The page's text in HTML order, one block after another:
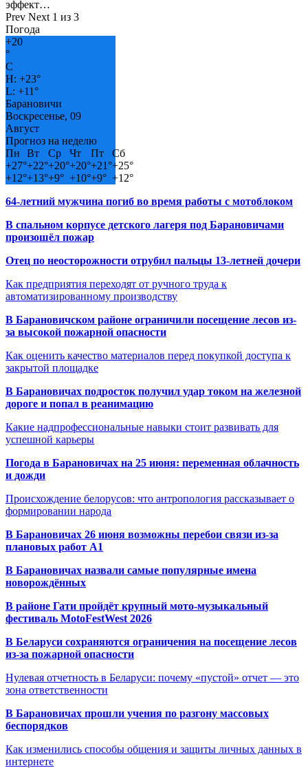
эффект…
Prev Next 1 из 3
Погода
+20
°
C
H: +23°
L: +11°
Барановичи
Воскресенье, 09
Август
Прогноз на неделю
Пн
Вт Ср Чт Пт
Сб
+27°+22°+20°+20°+21°+25°
+12°+13°+9° +10°+9° +12°
64-летний мужчина погиб во время работы с мотоблоком
В спальном корпусе детского лагеря под Барановичами
произошёл пожар
Отец по неосторожности отрубил пальцы 13-летней дочери
Как предприятия переходят от ручного труда к
автоматизированному производству
В Барановичском районе ограничили посещение лесов из-
за высокой пожарной опасности
Как оценить качество материалов перед покупкой доступа к
закрытой площадке
В Барановичах подросток получил удар током на железной
дороге и попал в реанимацию
Какие надпрофессиональные навыки стоит развивать для
успешной карьеры
Погода в Барановичах на 25 июня: переменная облачность
и дожди
Происхождение белорусов: что антропология рассказывает о
формировании народа
В Барановичах 26 июня возможны перебои связи из-за
плановых работ A1
В Барановичах назвали самые популярные имена
новорождённых
В районе Гати пройдёт крупный мото-музыкальный
фестиваль MotoFestWest 2026
В Беларуси сохраняются ограничения на посещение лесов
из-за пожарной опасности
Нулевая отчетность в Беларуси: почему «пустой» отчет — это
зона ответственности
В Барановичах прошли учения по разгону массовых
беспорядков
Как изменились способы общения и защиты личных данных в
интернете